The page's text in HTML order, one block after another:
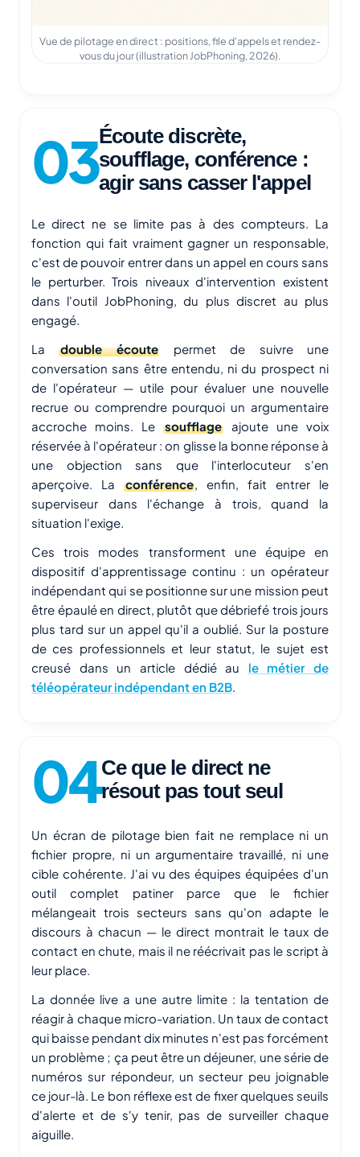
Vue de pilotage en direct : positions, file d'appels et rendez-
vous du jour (illustration JobPhoning, 2026).
Écoute discrète,
soufflage, conférence :
agir sans casser l'appel
Le direct ne se limite pas à des compteurs. La
fonction qui fait vraiment gagner un responsable,
c'est de pouvoir entrer dans un appel en cours sans
le perturber. Trois niveaux d'intervention existent
dans l'outil JobPhoning, du plus discret au plus
engagé.
Ladouble écoute permet de suivre une
conversation sans être entendu, ni du prospect ni
de l'opérateur — utile pour évaluer une nouvelle
recrue ou comprendre pourquoi un argumentaire
accroche moins. Lesoufflageajoute une voix
réservée à l'opérateur : on glisse la bonne réponse à
une objection sans que l'interlocuteur s'en
aperçoive. La conférence, enfin, fait entrer le
superviseur dans l'échange à trois, quand la
situation l'exige.
Ces trois modes transforment une équipe en
dispositif d'apprentissage continu : un opérateur
indépendant qui se positionne sur une mission peut
être épaulé en direct, plutôt que débriefé trois jours
plus tard sur un appel qu'il a oublié. Sur la posture
de ces professionnels et leur statut, le sujet est
creusé dans un article dédié au le métier de
téléopérateur indépendant en B2B.
Ce que le direct ne
résout pas tout seul
Un écran de pilotage bien fait ne remplace ni un
fichier propre, ni un argumentaire travaillé, ni une
cible cohérente. J'ai vu des équipes équipées d'un
outil complet patiner parce que le fichier
mélangeait trois secteurs sans qu'on adapte le
discours à chacun — le direct montrait le taux de
contact en chute, mais il ne réécrivait pas le script à
leur place.
La donnée live a une autre limite : la tentation de
réagir à chaque micro-variation. Un taux de contact
qui baisse pendant dix minutes n'est pas forcément
un problème ; ça peut être un déjeuner, une série de
numéros sur répondeur, un secteur peu joignable
ce jour-là. Le bon réflexe est de fixer quelques seuils
d'alerte et de s'y tenir, pas de surveiller chaque
aiguille.